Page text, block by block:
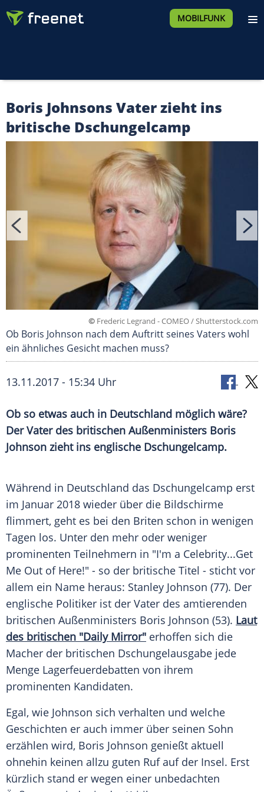
MOBILFUNK
Boris Johnsons Vater zieht ins
britische Dschungelcamp
© Frederic Legrand - COMEO / Shutterstock.com
Ob Boris Johnson nach dem Auftritt seines Vaters wohl
ein ähnliches Gesicht machen muss?
13.11.2017 - 15:34 Uhr
Ob so etwas auch in Deutschland möglich wäre?
Der Vater des britischen Außenministers Boris
Johnson zieht ins englische Dschungelcamp.
Während in Deutschland das Dschungelcamp erst
im Januar 2018 wieder über die Bildschirme
flimmert, geht es bei den Briten schon in wenigen
Tagen los. Unter den mehr oder weniger
prominenten Teilnehmern in "I'm a Celebrity...Get
Me Out of Here!" - so der britische Titel - sticht vor
allem ein Name heraus: Stanley Johnson (77). Der
englische Politiker ist der Vater des amtierenden
britischen Außenministers Boris Johnson (53). Laut
des britischen "Daily Mirror" erhoffen sich die
Macher der britischen Dschungelausgabe jede
Menge Lagerfeuerdebatten von ihrem
prominenten Kandidaten.
Egal, wie Johnson sich verhalten und welche
Geschichten er auch immer über seinen Sohn
erzählen wird, Boris Johnson genießt aktuell
ohnehin keinen allzu guten Ruf auf der Insel. Erst
kürzlich stand er wegen einer unbedachten